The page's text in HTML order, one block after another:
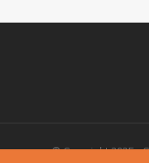
© Copyright 2025 -